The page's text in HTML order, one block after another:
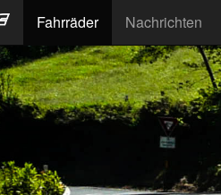
Fahrräder Nachrichten